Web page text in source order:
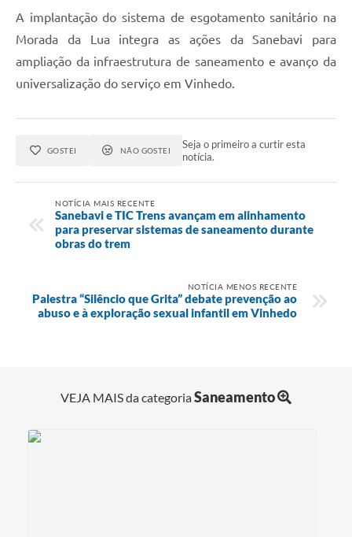
A implantação do sistema de esgotamento sanitário na
Morada da Lua integra as ações da Sanebavi para
ampliação da infraestrutura de saneamento e avanço da
universalização do serviço em Vinhedo.
GOSTEI NÃO GOSTEI
Seja o primeiro a curtir esta
notícia.
NOTÍCIA MAIS RECENTE
Sanebavi e TIC Trens avançam em alinhamento
para preservar sistemas de saneamento durante
obras do trem
NOTÍCIA MENOS RECENTE
Palestra “Silêncio que Grita” debate prevenção ao
abuso e à exploração sexual infantil em Vinhedo
VEJA MAIS da categoriaSaneamento